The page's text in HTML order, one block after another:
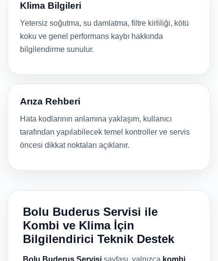
Klima Bilgileri
Yetersiz soğutma, su damlatma, filtre kirliliği, kötü
koku ve genel performans kaybı hakkında
bilgilendirme sunulur.
Arıza Rehberi
Hata kodlarının anlamına yaklaşım, kullanıcı
tarafından yapılabilecek temel kontroller ve servis
öncesi dikkat noktaları açıklanır.
Bolu Buderus Servisi ile
Kombi ve Klima İçin
Bilgilendirici Teknik Destek
Bolu Buderus Servisi sayfası, yalnızca kombi